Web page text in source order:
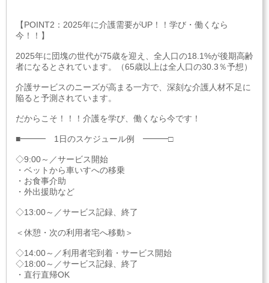
【POINT2：2025年に介護需要がUP！！学び・働くなら
今！！】
2025年に団塊の世代が75歳を迎え、全人口の18.1%が後期高齢
者になるとされています。（65歳以上は全人口の30.3％予想）
介護サービスのニーズが高まる一方で、深刻な介護人材不足に
陥ると予測されています。
だからこそ！！！介護を学び、働くなら今です！
■━━━ 1日のスケジュール例 ━━━□
◇9:00～／サービス開始
・ベットから車いすへの移乗
・お食事介助
・外出援助など
◇13:00～／サービス記録、終了
＜休憩・次の利用者宅へ移動＞
◇14:00～／利用者宅到着・サービス開始
◇18:00～／サービス記録、終了
・直行直帰OK